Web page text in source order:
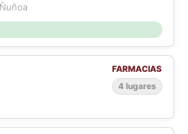
FARMACIAS
4 lugares